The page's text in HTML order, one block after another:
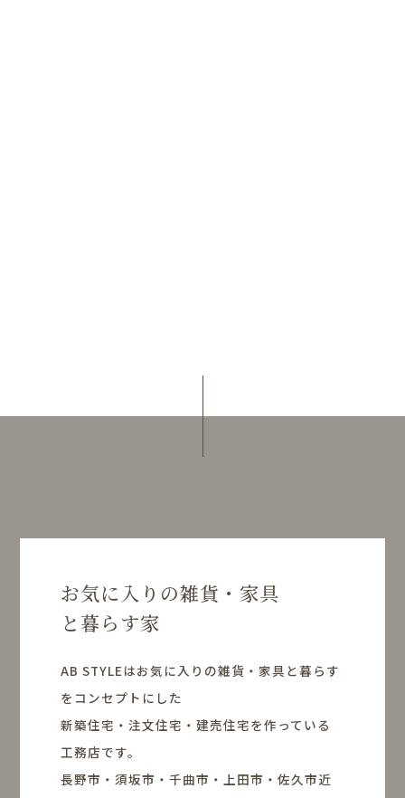
お気に入りの雑貨・家具
と暮らす家
AB STYLEはお気に入りの雑貨・家具と暮らす
をコンセプトにした
新築住宅・注文住宅・建売住宅を作っている
工務店です。
長野市・須坂市・千曲市・上田市・佐久市近